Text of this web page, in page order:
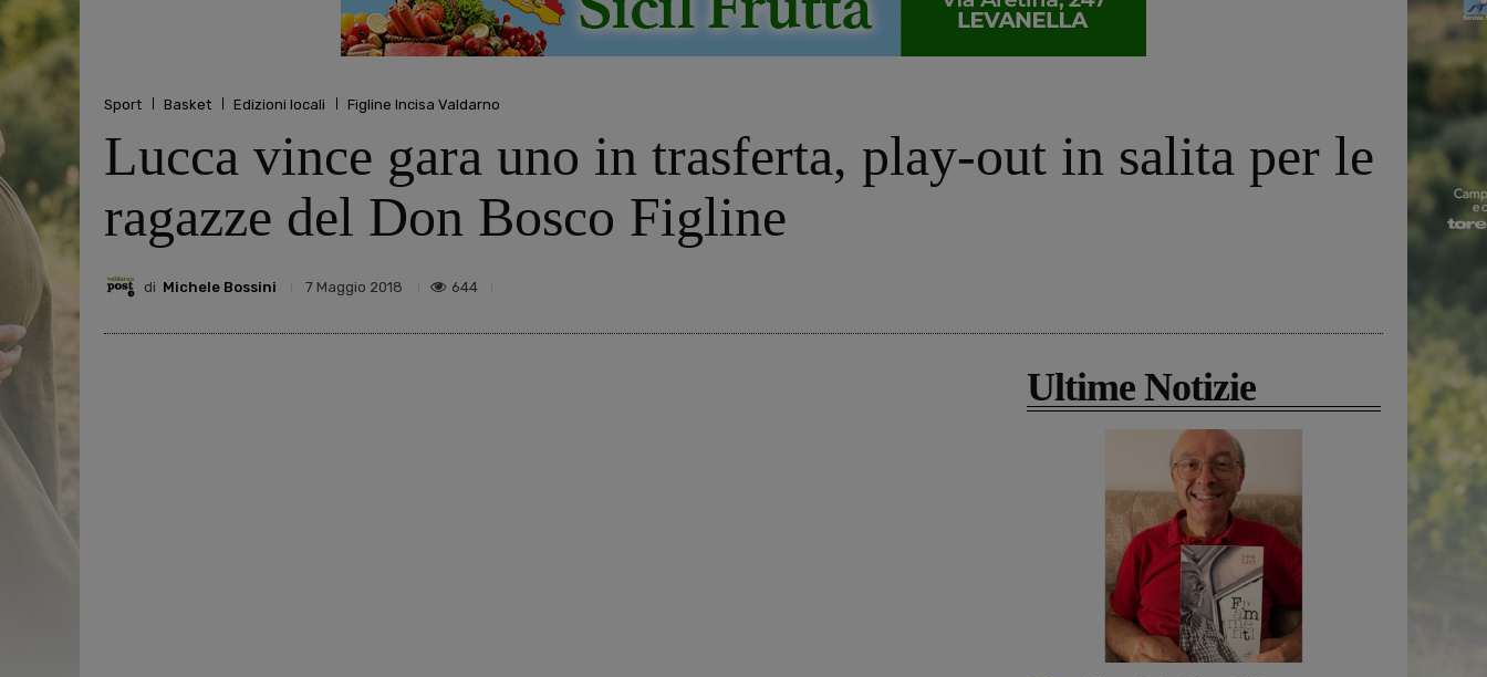
Sport Basket Edizioni locali Figline Incisa Valdarno
Lucca vince gara uno in trasferta, play-out in salita per le
ragazze del Don Bosco Figline
di Michele Bossini 7 Maggio 2018 644
Ultime Notizie